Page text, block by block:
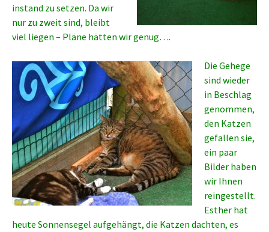
instand zu setzen. Da wir
nur zu zweit sind, bleibt
viel liegen – Pläne hätten wir genug….
Die Gehege
sind wieder
in Beschlag
genommen,
den Katzen
gefallen sie,
ein paar
Bilder haben
wir Ihnen
reingestellt.
Esther hat
heute Sonnensegel aufgehängt, die Katzen dachten, es